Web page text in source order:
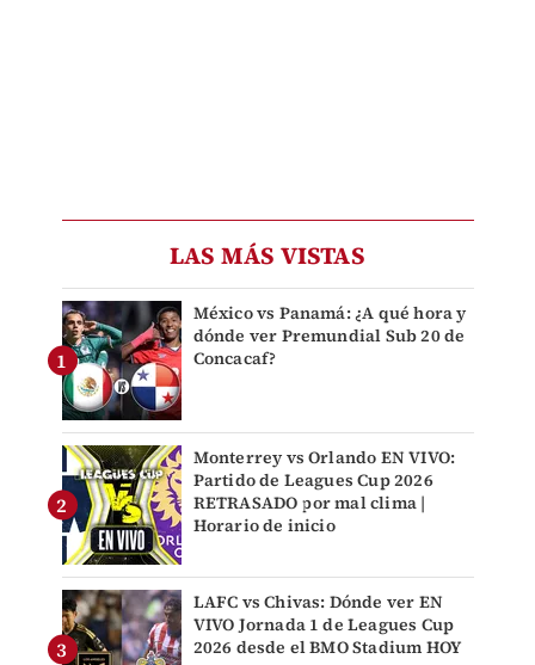
LAS MÁS VISTAS
México vs Panamá: ¿A qué hora y
dónde ver Premundial Sub 20 de
Concacaf?
Monterrey vs Orlando EN VIVO:
Partido de Leagues Cup 2026
RETRASADO por mal clima |
Horario de inicio
LAFC vs Chivas: Dónde ver EN
VIVO Jornada 1 de Leagues Cup
2026 desde el BMO Stadium HOY